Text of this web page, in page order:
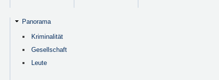
Panorama
Kriminalität
Gesellschaft
Leute